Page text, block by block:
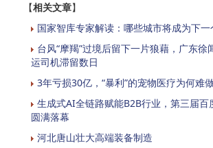
【相关文章】
国家智库专家解读：哪些城市将成为下一
台风“摩羯”过境后留下一片狼藉，广东
运司机滞留数日
3年亏损30亿，“暴利”的宠物医疗为何难
生成式AI全链路赋能B2B行业，第三届百
圆满落幕
河北唐山壮大高端装备制造